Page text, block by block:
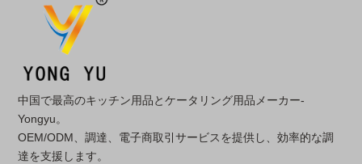
中国で最高のキッチン用品とケータリング用品メーカー-
Yongyu。
OEM/ODM、調達、電子商取引サービスを提供し、効率的な調
達を支援します。